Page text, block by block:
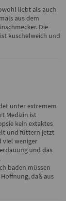
liebt als auch
aus dem
Die
kuschelweich und
unter extremem
Medizin ist
kein extaktes
und füttern jetzt
viel weniger
und das
baden müssen
daß aus